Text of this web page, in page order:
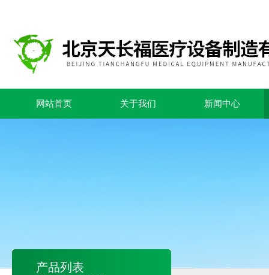
网站首页 关于我们 新闻中心
产品列表